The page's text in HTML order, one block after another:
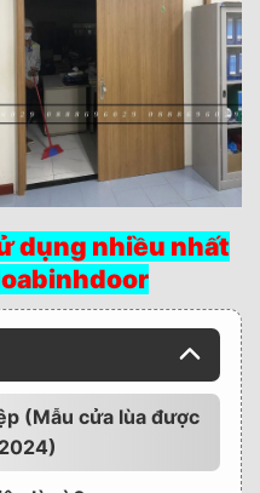
dụng nhiều nhất
(Mẫu cửa lùa được